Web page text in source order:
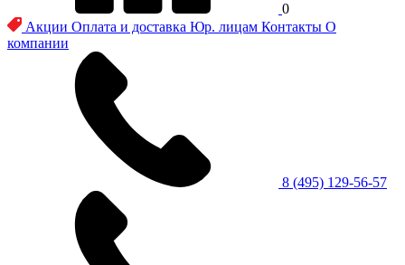
0
Акции Оплата и доставка Юр. лицам Контакты О
компании
8 (495) 129-56-57